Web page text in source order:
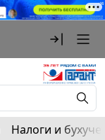
Налоги и